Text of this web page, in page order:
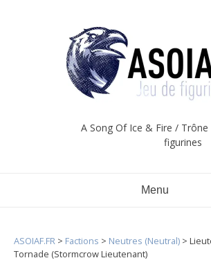
A Song Of Ice & Fire / Trône
figurines
Menu
ASOIAF.FR > Factions > Neutres (Neutral) >
Tornade (Stormcrow Lieutenant)